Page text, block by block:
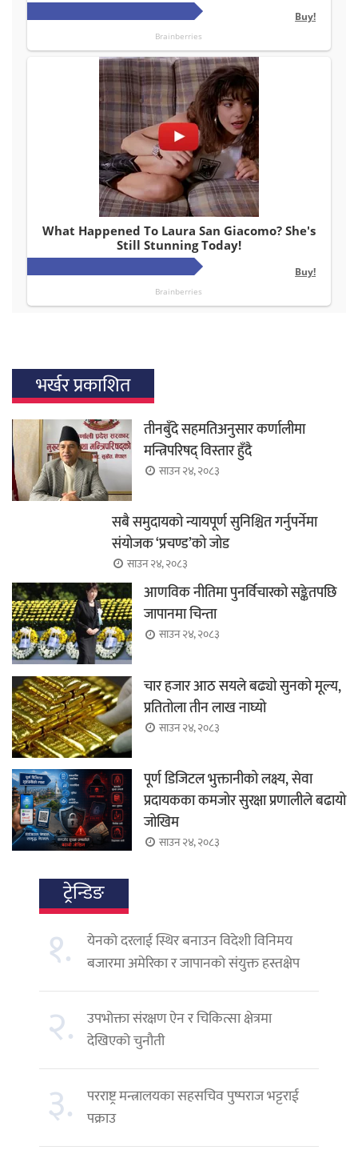
भर्खर प्रकाशित
तीनबुँदे सहमतिअनुसार कर्णालीमा
मन्त्रिपरिषद् विस्तार हुँदै
साउन २४, २०८३
सबै समुदायको न्यायपूर्ण सुनिश्चित गर्नुपर्नेमा
संयोजक ‘प्रचण्ड’को जोड
साउन २४, २०८३
आणविक नीतिमा पुनर्विचारको सङ्केतपछि
जापानमा चिन्ता
साउन २४, २०८३
चार हजार आठ सयले बढ्यो सुनको मूल्य,
प्रतितोला तीन लाख नाघ्यो
साउन २४, २०८३
पूर्ण डिजिटल भुक्तानीको लक्ष्य, सेवा
प्रदायकका कमजोर सुरक्षा प्रणालीले बढायो
जोखिम
साउन २४, २०८३
ट्रेन्डिङ
१.
येनको दरलाई स्थिर बनाउन विदेशी विनिमय
बजारमा अमेरिका र जापानको संयुक्त हस्तक्षेप
२. उपभोक्ता संरक्षण ऐन र चिकित्सा क्षेत्रमा
देखिएको चुनौती
३.
परराष्ट्र मन्त्रालयका सहसचिव पुष्पराज भट्टराई
पक्राउ